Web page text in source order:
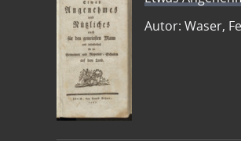
Autor: Waser,